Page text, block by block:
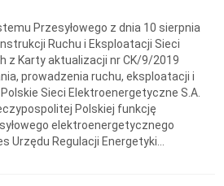
Przesyłowego z dnia 10 sierpnia
Ruchu i Eksploatacji Sieci
z Karty aktualizacji nr CK/9/2019
prowadzenia ruchu, eksploatacji i
Sieci Elektroenergetyczne S.A.
Polskiej funkcję
elektroenergetycznego
Urzędu Regulacji Energetyki...